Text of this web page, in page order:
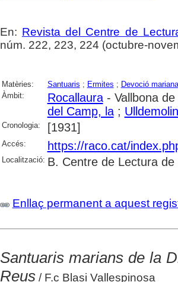
En: Revista del Centre de
núm. 222, 223, 224 (octubre-
Matèries: Santuaris ; Ermites ; Devoció mariana
Àmbit:
Rocallaura- Vallbona
del Camp, la;
Cronologia: [1931]
Accés: https://raco.cat/
Localització: B. Centre de Lectura de
Enllaç permanent a aquest
Santuaris marians de la
Reus/ F.c Blasi Vallespinosa